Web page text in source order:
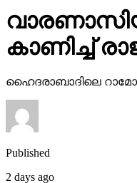
കാണിച്ച്
ഹൈദരാബാദിലെ
Published
2 days ago